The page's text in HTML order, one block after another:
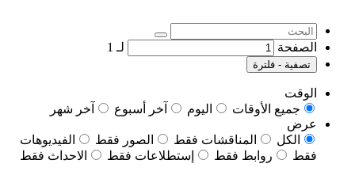
الصفحة لـ 1
تصفية - فلترة
الوقت
جميع الأوقات
اليوم آخر أسبوع
آخر شهر
عرض
الكل
المناقشات فقط الصور فقط
الفيديوهات
فقط
روابط فقط إستطلاعات فقط الاحداث فقط